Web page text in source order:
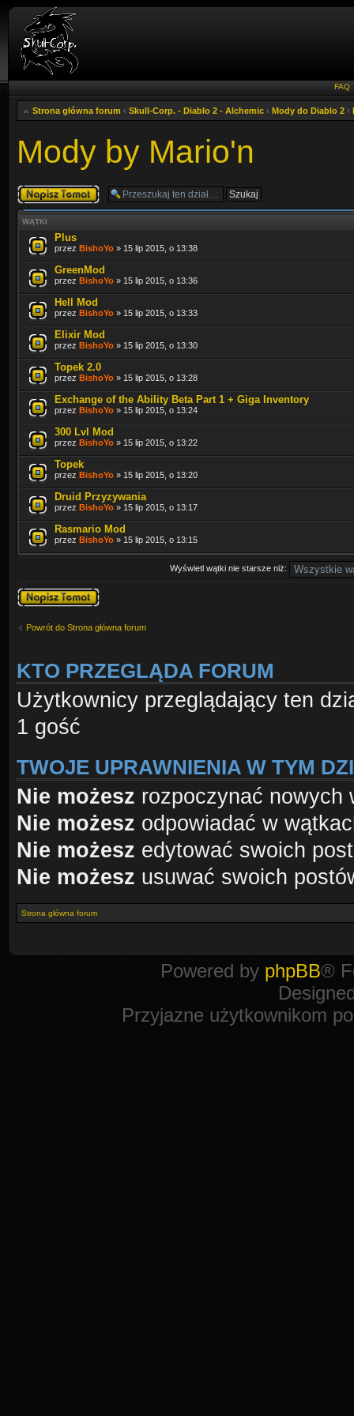
FAQ
Strona główna forum ‹ Skull-Corp. - Diablo 2 - Alchemic ‹ Mody do Diablo 2 ‹
Mody by Mario'n
Napisz wątek
WĄTKI
Plus
przez BishoYo » 15 lip 2015, o 13:38
GreenMod
przez BishoYo » 15 lip 2015, o 13:36
Hell Mod
przez BishoYo » 15 lip 2015, o 13:33
Elixir Mod
przez BishoYo » 15 lip 2015, o 13:30
Topek 2.0
przez BishoYo » 15 lip 2015, o 13:28
Exchange of the Ability Beta Part 1 + Giga Inventory
przez BishoYo » 15 lip 2015, o 13:24
300 Lvl Mod
przez BishoYo » 15 lip 2015, o 13:22
Topek
przez BishoYo » 15 lip 2015, o 13:20
Druid Przyzywania
przez BishoYo » 15 lip 2015, o 13:17
Rasmario Mod
przez BishoYo » 15 lip 2015, o 13:15
Wyświetl wątki nie starsze niż:
Napisz wątek
Powrót do Strona główna forum
KTO PRZEGLĄDA FORUM
Użytkownicy przeglądający ten
1 gość
TWOJE UPRAWNIENIA W TYM
Nie możesz rozpoczynać nowych
Nie możesz odpowiadać w
Nie możesz edytować swoich
Nie możesz usuwać swoich
Strona główna forum
Powered by phpBB®
Przyjazne użytkownikom